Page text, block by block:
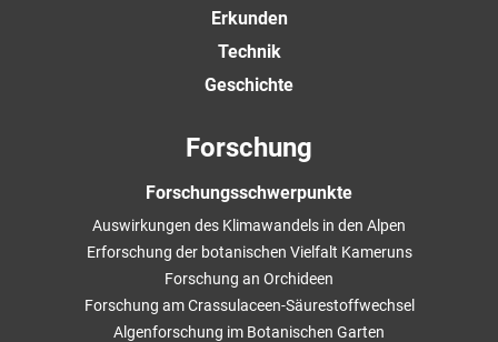
Erkunden
Technik
Geschichte
Forschung
Forschungsschwerpunkte
Auswirkungen des Klimawandels in den Alpen
Erforschung der botanischen Vielfalt Kameruns
Forschung an Orchideen
Forschung am Crassulaceen-Säurestoffwechsel
Algenforschung im Botanischen Garten